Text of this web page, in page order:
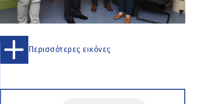
Περισσότερες εικόνες